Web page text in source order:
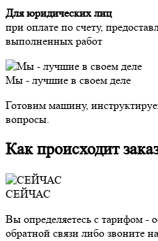
Для юридических лиц
при оплате по счету,
выполненных работ
Мы - лучшие в своем деле
Готовим машину,
вопросы.
Как происходит
СЕЙЧАС
Вы определяетесь с тарифом -
обратной связи либо звоните